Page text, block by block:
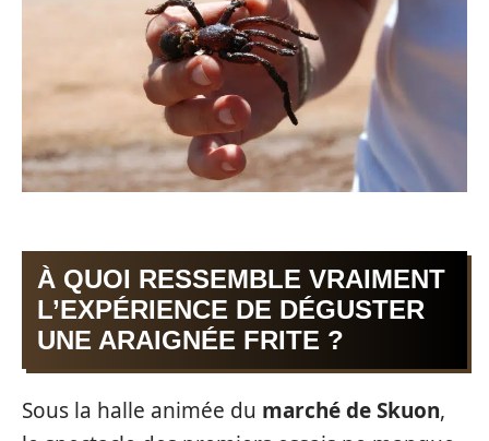
À QUOI RESSEMBLE VRAIMENT
L’EXPÉRIENCE DE DÉGUSTER
UNE ARAIGNÉE FRITE ?
Sous la halle animée du marché de Skuon,